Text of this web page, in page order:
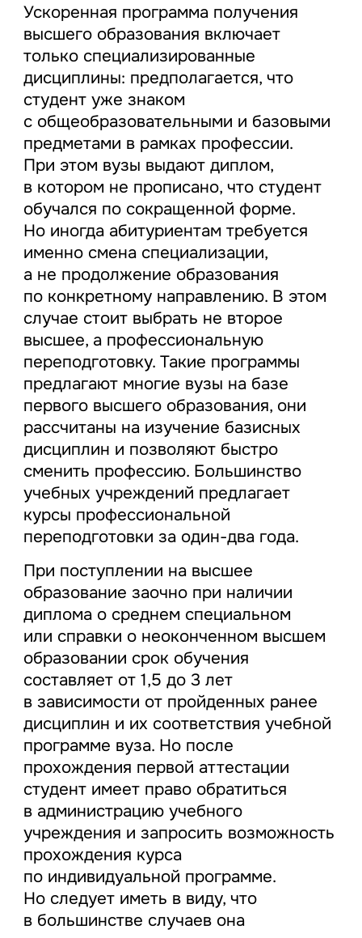
Ускоренная программа получения
высшего образования включает
только специализированные
дисциплины: предполагается, что
студент уже знаком
с общеобразовательными и базовыми
предметами в рамках профессии.
При этом вузы выдают диплом,
в котором не прописано, что студент
обучался по сокращенной форме.
Но иногда абитуриентам требуется
именно смена специализации,
а не продолжение образования
по конкретному направлению. В этом
случае стоит выбрать не второе
высшее, а профессиональную
переподготовку. Такие программы
предлагают многие вузы на базе
первого высшего образования, они
рассчитаны на изучение базисных
дисциплин и позволяют быстро
сменить профессию. Большинство
учебных учреждений предлагает
курсы профессиональной
переподготовки за один-два года.
При поступлении на высшее
образование заочно при наличии
диплома о среднем специальном
или справки о неоконченном высшем
образовании срок обучения
составляет от 1,5 до 3 лет
в зависимости от пройденных ранее
дисциплин и их соответствия учебной
программе вуза. Но после
прохождения первой аттестации
студент имеет право обратиться
в администрацию учебного
учреждения и запросить возможность
прохождения курса
по индивидуальной программе.
Но следует иметь в виду, что
в большинстве случаев она